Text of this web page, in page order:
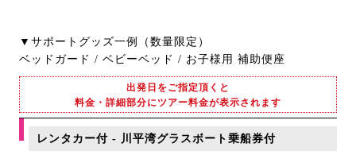
▼サポートグッズ一例（数量限定）
ベッドガード / ベビーベッド / お子様用 補助便座
出発日をご指定頂くと
料金・詳細部分にツアー料金が表示されます
レンタカー付 - 川平湾グラスボート乗船券付